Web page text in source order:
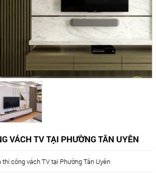
VÁCH TV TẠI PHƯỜNG TÂN UYÊN
thi công vách TV tại Phường Tân Uyên